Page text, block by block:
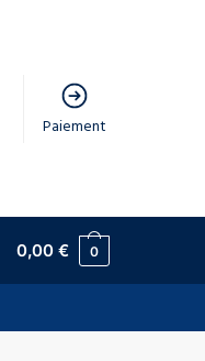
Paiement
0,00€ 0